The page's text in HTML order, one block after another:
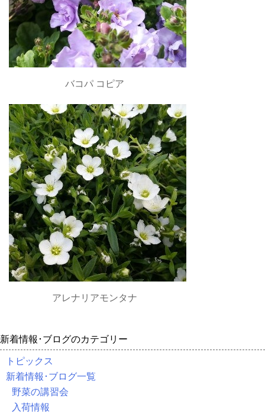
バコパ コピア
アレナリアモンタナ
新着情報･ブログのカテゴリー
トピックス
新着情報･ブログ一覧
野菜の講習会
入荷情報